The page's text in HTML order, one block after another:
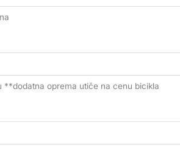
**dodatna oprema utiče na cenu bicikla